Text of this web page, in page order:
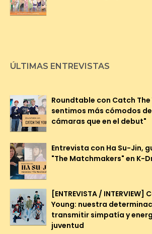
ÚLTIMAS ENTREVISTAS
Roundtable con Catch The
sentimos más cómodos
cámaras que en el debut"
Entrevista con Ha Su-Jin,
"The Matchmakers" en K-
[ENTREVISTA / INTERVIEW]
Young: nuestra
transmitir simpatía y
juventud